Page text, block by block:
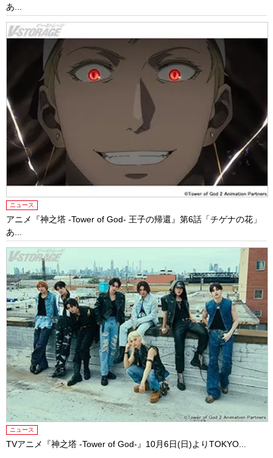
あ...
ニュース
アニメ『神之塔 -Tower of God- 王⼦の帰還』第6話「チゲナの花」
あ...
ニュース
TVアニメ『神之塔 -Tower of God-』10⽉6⽇(⽇)よりTOKYO...